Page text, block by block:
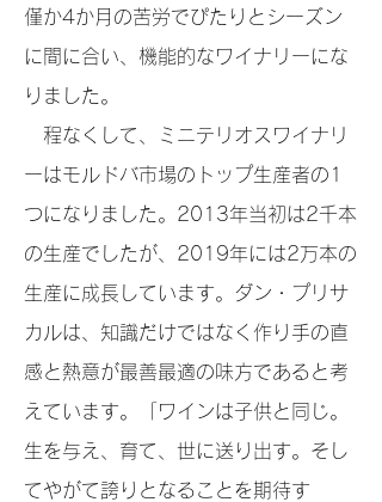
僅か4か月の苦労でぴたりとシーズン
に間に合い、機能的なワイナリーにな
りました。
程なくして、ミニテリオスワイナリ
ーはモルドバ市場のトップ生産者の1
つになりました。2013年当初は2千本
の生産でしたが、2019年には2万本の
生産に成長しています。ダン・プリサ
カルは、知識だけではなく作り手の直
感と熱意が最善最適の味方であると考
えています。「ワインは子供と同じ。
生を与え、育て、世に送り出す。そし
てやがて誇りとなることを期待す